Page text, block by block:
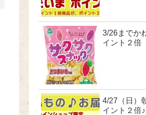
3/26までか
イント２倍
4/27（日）
イント２倍♪